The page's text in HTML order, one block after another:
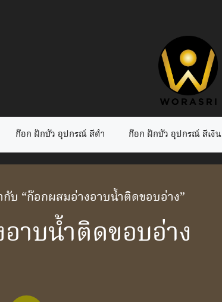
ก๊อก ฝักบัว อุปกรณ์ สีดำ ก๊อก ฝักบัว อุปกรณ์ สีเงิน
บ “ก๊อกผสมอ่างอาบน้ำติดขอบอ่าง”
าบน้ำติดขอบอ่าง